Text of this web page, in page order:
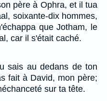
père à Ophra, et il tua
soixante-dix hommes,
que Jotham, le
car il s'était caché.
sais au dedans de ton
fait à David, mon père;
sur ta tête.